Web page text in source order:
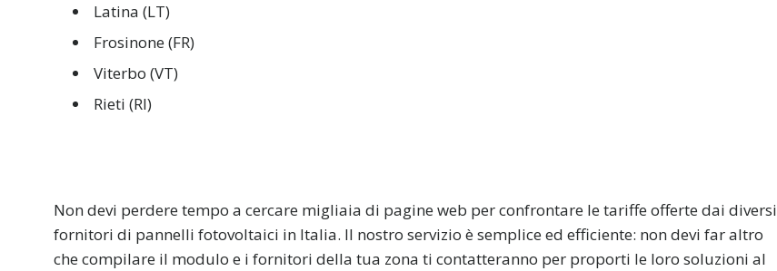
Latina (LT)
Frosinone (FR)
Viterbo (VT)
Rieti (RI)
Non devi perdere tempo a cercare migliaia di pagine web per confrontare le tariffe offerte dai diversi
fornitori di pannelli fotovoltaici in Italia. Il nostro servizio è semplice ed efficiente: non devi far altro
che compilare il modulo e i fornitori della tua zona ti contatteranno per proporti le loro soluzioni al